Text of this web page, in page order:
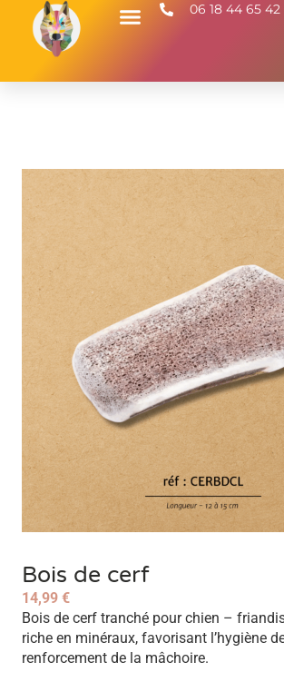
06 18 44 65 42
Bois de cerf
14,99 €
Bois de cerf tranché pour chien –
riche en minéraux, favorisant l’hygiène
renforcement de la mâchoire.